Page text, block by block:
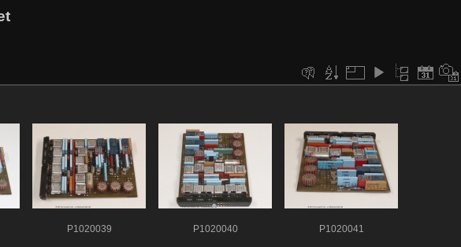
P1020039 P1020040 P1020041